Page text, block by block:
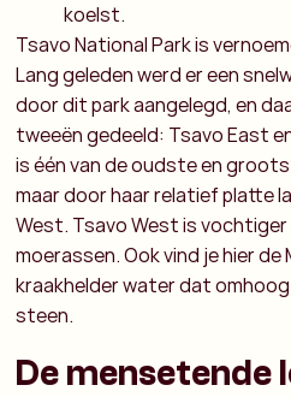
koelst.
Tsavo National Park is
Lang geleden werd er een
door dit park aangelegd, en
tweeën gedeeld: Tsavo East
is één van de oudste en
maar door haar relatief platte
West. Tsavo West is vochtiger
moerassen. Ook vind je hier de
kraakhelder water dat
steen.
De mensetende